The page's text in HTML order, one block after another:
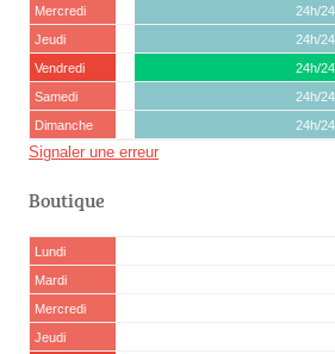
Mercredi
24h/24
Jeudi
24h/24
Vendredi
24h/24
Samedi
24h/24
Dimanche
24h/24
Signaler une erreur
Boutique
Lundi
Mardi
Mercredi
Jeudi